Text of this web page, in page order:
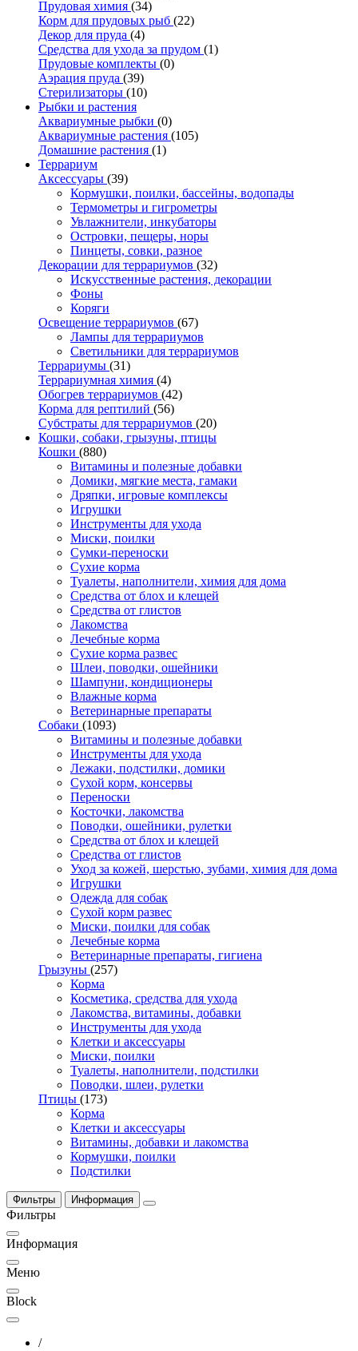
Прудовая химия (34)
Корм для прудовых рыб (22)
Декор для пруда (4)
Средства для ухода за прудом (1)
Прудовые комплекты (0)
Аэрация пруда (39)
Стерилизаторы (10)
Рыбки и растения
Аквариумные рыбки (0)
Аквариумные растения (105)
Домашние растения (1)
Террариум
Аксессуары (39)
Кормушки, поилки, бассейны, водопады
Термометры и гигрометры
Увлажнители, инкубаторы
Островки, пещеры, норы
Пинцеты, совки, разное
Декорации для террариумов (32)
Искусственные растения, декорации
Фоны
Коряги
Освещение террариумов (67)
Лампы для террариумов
Светильники для террариумов
Террариумы (31)
Террариумная химия (4)
Обогрев террариумов (42)
Корма для рептилий (56)
Субстраты для террариумов (20)
Кошки, собаки, грызуны, птицы
Кошки (880)
Витамины и полезные добавки
Домики, мягкие места, гамаки
Дряпки, игровые комплексы
Игрушки
Инструменты для ухода
Миски, поилки
Сумки-переноски
Сухие корма
Туалеты, наполнители, химия для дома
Средства от блох и клещей
Средства от глистов
Лакомства
Лечебные корма
Сухие корма развес
Шлеи, поводки, ошейники
Шампуни, кондиционеры
Влажные корма
Ветеринарные препараты
Собаки (1093)
Витамины и полезные добавки
Инструменты для ухода
Лежаки, подстилки, домики
Сухой корм, консервы
Переноски
Косточки, лакомства
Поводки, ошейники, рулетки
Средства от блох и клещей
Средства от глистов
Уход за кожей, шерстью, зубами, химия для дома
Игрушки
Одежда для собак
Сухой корм развес
Миски, поилки для собак
Лечебные корма
Ветеринарные препараты, гигиена
Грызуны (257)
Корма
Косметика, средства для ухода
Лакомства, витамины, добавки
Инструменты для ухода
Клетки и аксессуары
Миски, поилки
Туалеты, наполнители, подстилки
Поводки, шлеи, рулетки
Птицы (173)
Корма
Клетки и аксессуары
Витамины, добавки и лакомства
Кормушки, поилки
Подстилки
Фильтры Информация
Фильтры
Информация
Меню
Block
/